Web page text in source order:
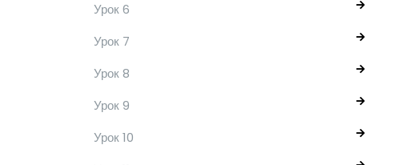
Урок 6
Урок 7
Урок 8
Урок 9
Урок 10